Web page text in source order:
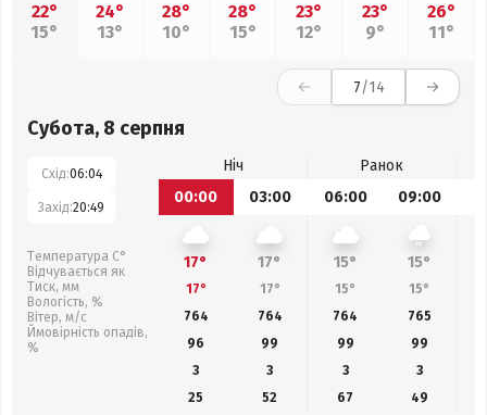
22°
15°
24°
13°
28°
10°
28°
15°
23°
12°
23°
9°
26°
11°
7/14
Субота, 8 серпня
Схід:06:04
Захід:20:49
Температура С°
Відчувається як
Тиск, мм
Вологість, %
Вітер, м/с
Ймовірність опадів,
%
Ніч
Ранок
00:00
03:00 06:00 09:00
17° 17° 15° 15°
17° 17° 15° 15°
764
764 764 765
96
99 99 99
3
3 3
3
25
52 67 49